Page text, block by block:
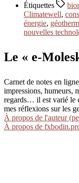
Étiquettes
Climatewell,
énergie,
nouvelles
Le « e-
Carnet de notes en
impressions, humeurs,
regards… il est varié le
mes réflexions sur les
À propos de l'auteur
À propos de